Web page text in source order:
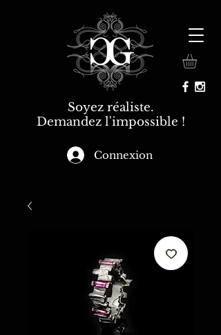
Soyez réaliste.
Demandez l'impossible !
Connexion